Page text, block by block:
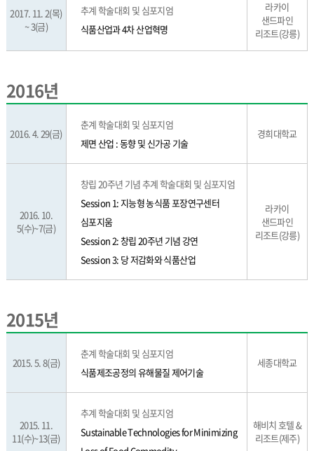
2017. 11. 2(목)
~ 3(금)
추계 학술대회 및 심포지엄
식품산업과 4차 산업혁명
라카이
샌드파인
리조트(강릉)
2016년
2016. 4. 29(금)
춘계 학술대회 및 심포지엄
제면 산업 : 동향 및 신가공 기술
경희대학교
2016. 10.
5(수)~7(금)
창립 20주년 기념 추계 학술대회 및 심포지엄
Session 1: 지능형 농식품 포장연구센터
심포지움
Session 2: 창립 20주년 기념 강연
Session 3: 당 저감화와 식품산업
라카이
샌드파인
리조트(강릉)
2015년
2015. 5. 8(금)
춘계 학술대회 및 심포지엄
식품제조공정의 유해물질 제어기술
세종대학교
2015. 11.
11(수)~13(금)
추계 학술대회 및 심포지엄
Sustainable Technologies for Minimizing
해비치 호텔 &
리조트(제주)